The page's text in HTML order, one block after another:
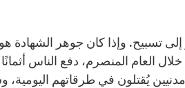
تسبيح. وإذا كان جوهر الشهادة
العام المنصرم، دفع الناس
يُقتلون في طرقاتهم